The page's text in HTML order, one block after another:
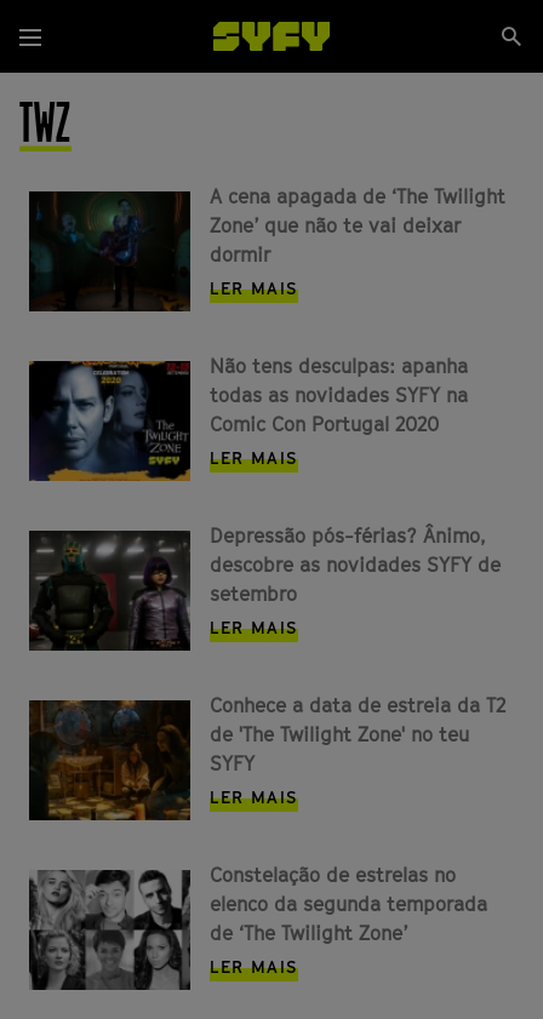
para
o
conteúdo
principal
Menu
TWZ
A cena apagada de ‘The Twilight
Zone’ que não te vai deixar
dormir
LER MAIS
Não tens desculpas: apanha
todas as novidades SYFY na
Comic Con Portugal 2020
LER MAIS
Depressão pós-férias? Ânimo,
descobre as novidades SYFY de
setembro
LER MAIS
Conhece a data de estreia da T2
de 'The Twilight Zone' no teu
SYFY
LER MAIS
Constelação de estrelas no
elenco da segunda temporada
de ‘The Twilight Zone’
LER MAIS